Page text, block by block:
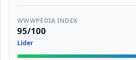
WWWPEDIA INDEX
95/100
Líder